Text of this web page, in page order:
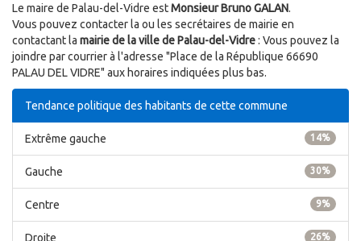
Le maire de Palau-del-Vidre estMonsieur Bruno GALAN.
Vous pouvez contacter la ou les secrétaires de mairie en
contactant la mairie de la ville de Palau-del-Vidre: Vous pouvez la
joindre par courrier à l'adresse "Place de la République 66690
PALAU DEL VIDRE" aux horaires indiquées plus bas.
Tendance politique des habitants de cette commune
14%
Extrême gauche
30%
Gauche
9%
Centre
26%
Droite